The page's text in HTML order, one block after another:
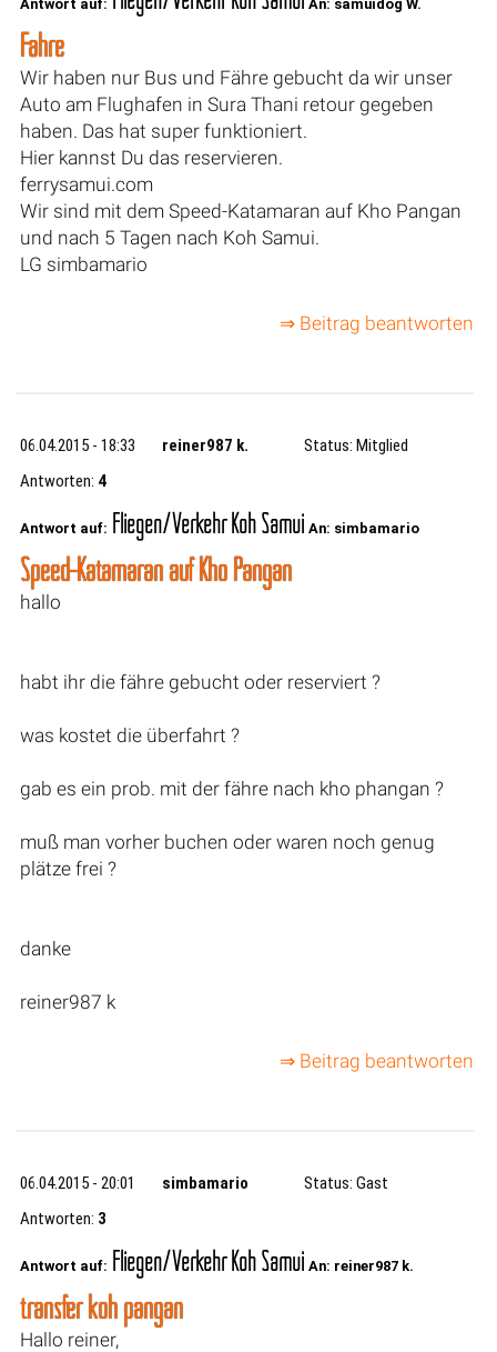
Antwort auf: An: samuidog W.
Fähre
Wir haben nur Bus und Fähre gebucht da wir unser
Auto am Flughafen in Sura Thani retour gegeben
haben. Das hat super funktioniert.
Hier kannst Du das reservieren.
ferrysamui.com
Wir sind mit dem Speed-Katamaran auf Kho Pangan
und nach 5 Tagen nach Koh Samui.
LG simbamario
⇒ Beitrag beantworten
06.04.2015 - 18:33 reiner987 k.
Status: Mitglied
Antworten: 4
Antwort auf: Fliegen/Verkehr Koh Samui An: simbamario
Speed-Katamaran auf Kho Pangan
hallo
habt ihr die fähre gebucht oder reserviert ?
was kostet die überfahrt ?
gab es ein prob. mit der fähre nach kho phangan ?
muß man vorher buchen oder waren noch genug
plätze frei ?
danke
reiner987 k
⇒ Beitrag beantworten
06.04.2015 - 20:01 simbamario
Status: Gast
Antworten: 3
Antwort auf: Fliegen/Verkehr Koh Samui An: reiner987 k.
transfer koh pangan
Hallo reiner,